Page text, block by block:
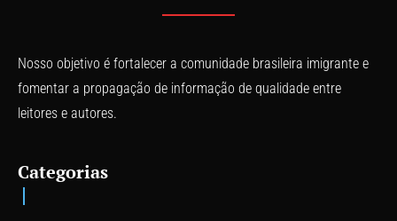
Nosso objetivo é fortalecer a comunidade brasileira imigrante e
fomentar a propagação de informação de qualidade entre
leitores e autores.
Categorias